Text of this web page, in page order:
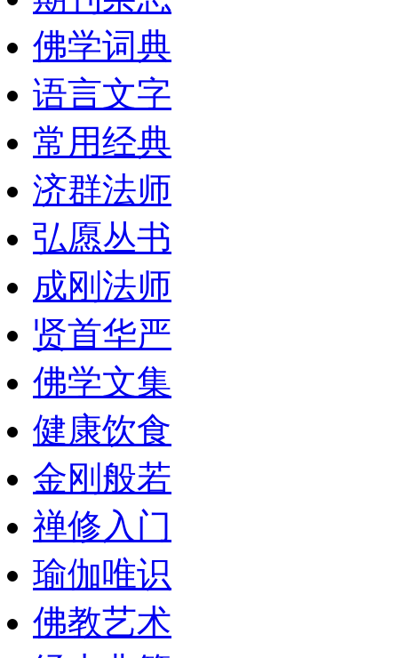
佛学词典
语言文字
常用经典
济群法师
弘愿丛书
成刚法师
贤首华严
佛学文集
健康饮食
金刚般若
禅修入门
瑜伽唯识
佛教艺术